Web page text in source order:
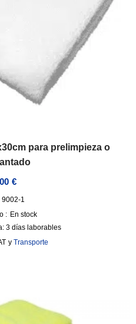
para prelimpieza o
€
9002-1
: En stock
3 días laborables
y Transporte